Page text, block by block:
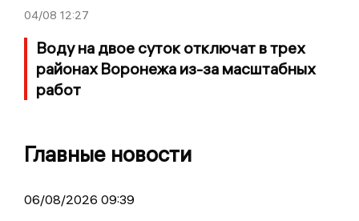
04/08 12:27
Воду на двое суток отключат в трех
районах Воронежа из-за масштабных
работ
Главные новости
06/08/2026 09:39